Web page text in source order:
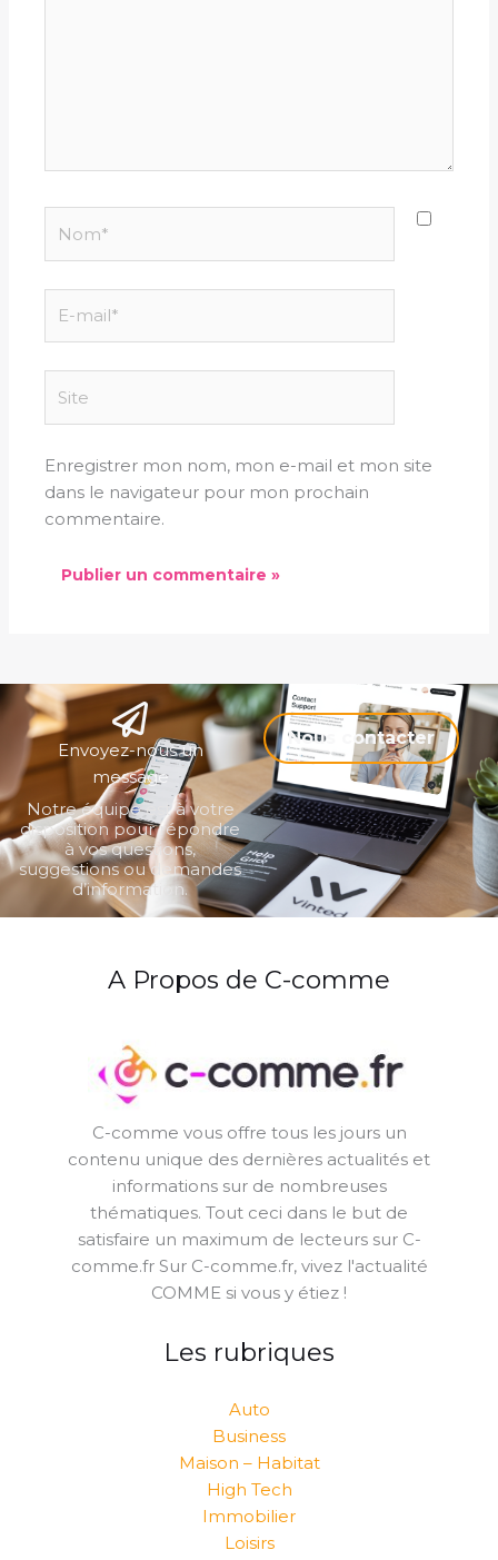
mail*
Enregistrer mon nom, mon e-mail et mon site
dans le navigateur pour mon prochain
commentaire.
Envoyez-nous un
message
Notre équipe est à votre
disposition pour répondre
à vos questions,
suggestions ou demandes
d’information.
Nous contacter
A Propos de C-comme
C-comme vous offre tous les jours un
contenu unique des dernières actualités et
informations sur de nombreuses
thématiques. Tout ceci dans le but de
satisfaire un maximum de lecteurs sur C-
comme.fr Sur C-comme.fr, vivez l'actualité
COMME si vous y étiez !
Les rubriques
Auto
Business
Maison – Habitat
High Tech
Immobilier
Loisirs